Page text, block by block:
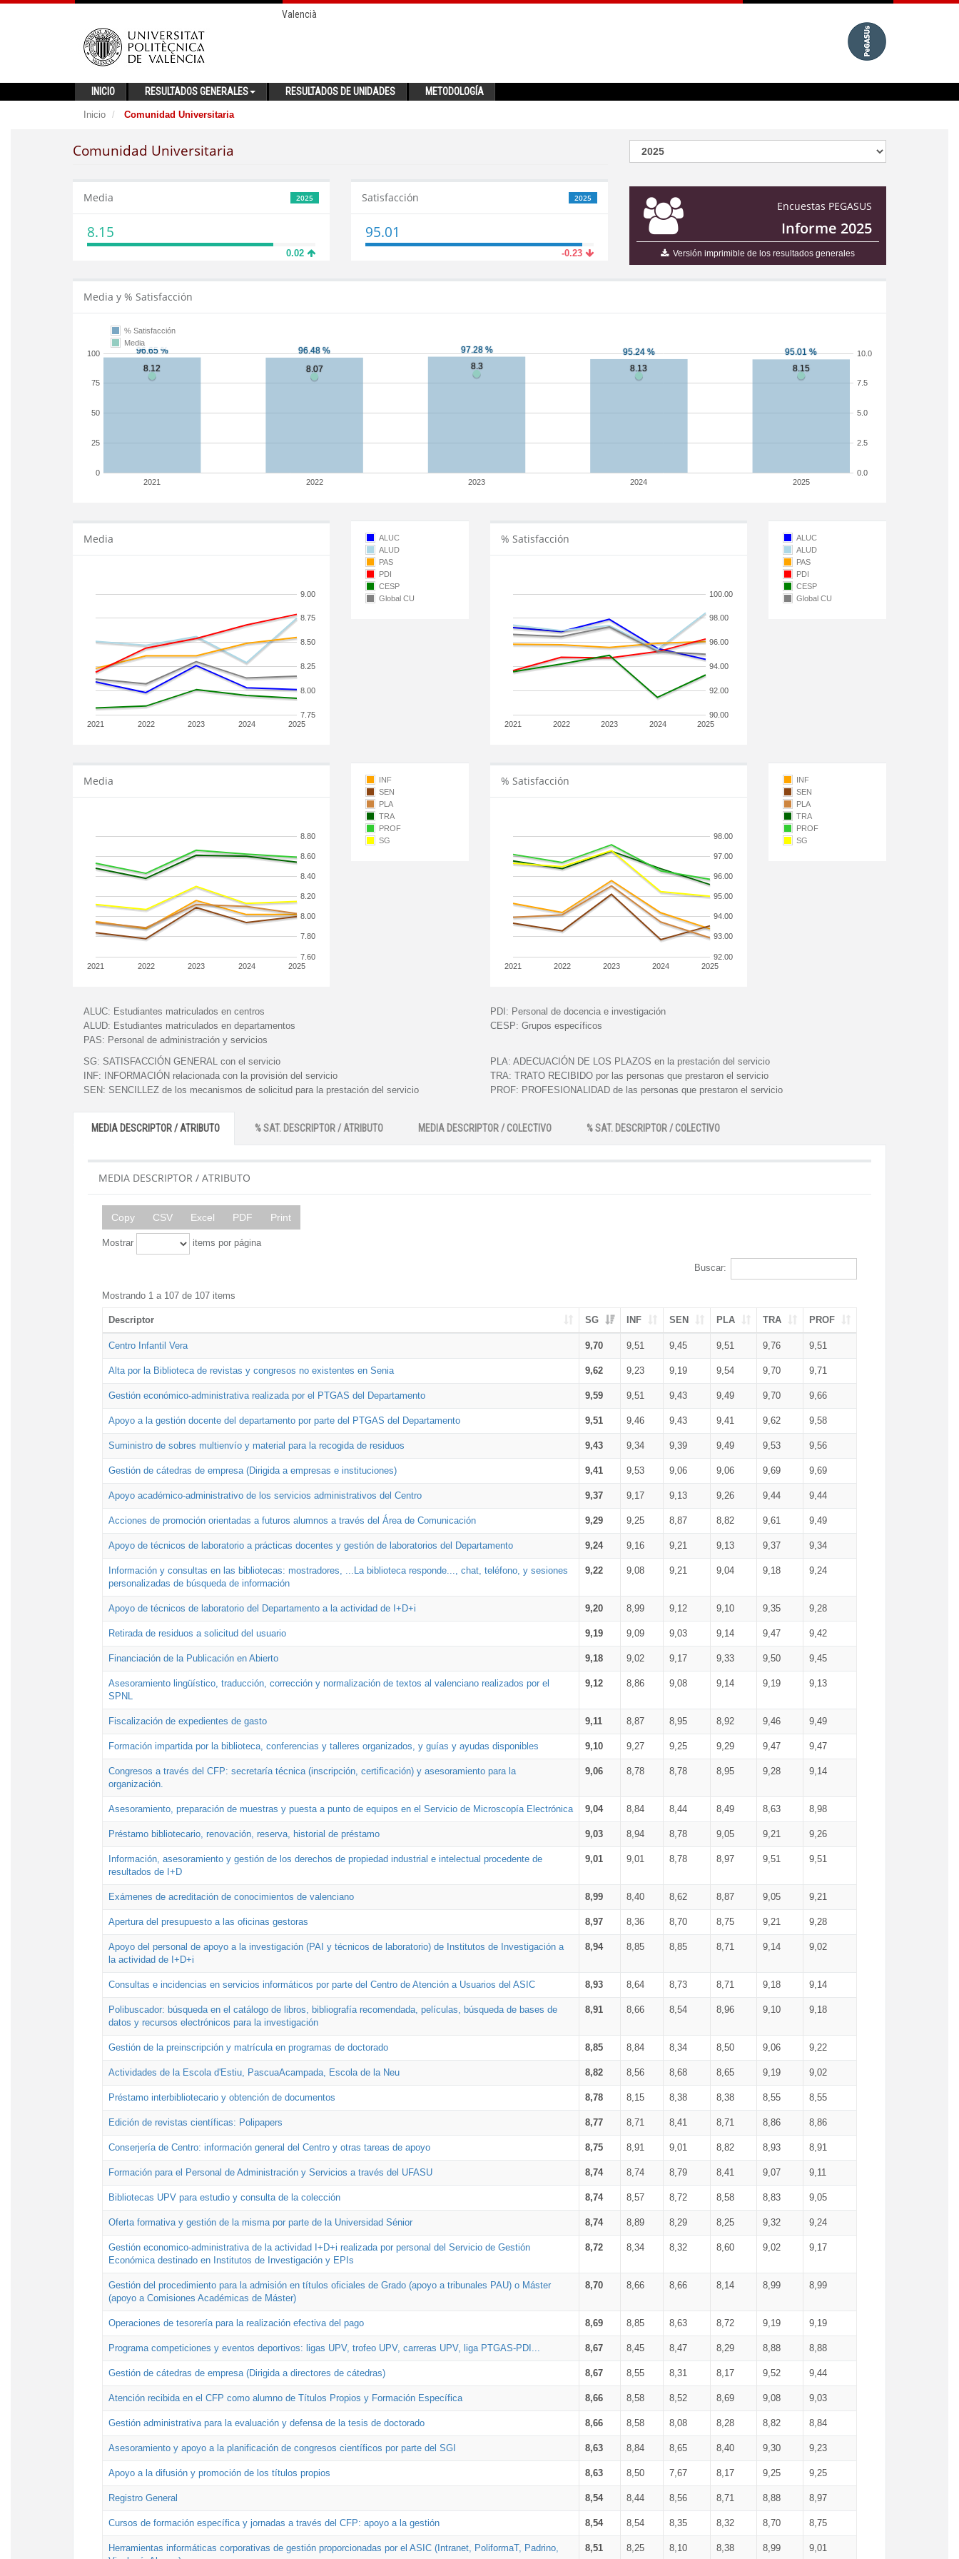
Valencià
INICIO RESULTADOS GENERALES RESULTADOS DE UNIDADES METODOLOGÍA
Inicio Comunidad Universitaria
Comunidad Universitaria
Encuestas PEGASUS
Informe 2025
Versión imprimible de los resultados generales
2025
Media
8.15
0.02
2025
Satisfacción
95.01
-0.23
Media y % Satisfacción
2021 2022 2023 2024 2025
0
25
50
75
100
0.0
2.5
5.0
7.5
10.0
% Satisfacción
Media
Media
2021 2022 2023 2024 2025
7.75
8.00
8.25
8.50
8.75
9.00
ALUC
ALUD
PAS
PDI
CESP
Global CU
% Satisfacción
2021 2022 2023 2024 2025
90.00
92.00
94.00
96.00
98.00
100.00
ALUC
ALUD
PAS
PDI
CESP
Global CU
Media
2021 2022 2023 2024 2025
7.60
7.80
8.00
8.20
8.40
8.60
8.80
INF
SEN
PLA
TRA
PROF
SG
% Satisfacción
2021 2022 2023 2024 2025
92.00
93.00
94.00
95.00
96.00
97.00
98.00
INF
SEN
PLA
TRA
PROF
SG
ALUC: Estudiantes matriculados en centros
ALUD: Estudiantes matriculados en departamentos
PAS: Personal de administración y servicios
PDI: Personal de docencia e investigación
CESP: Grupos específicos
SG: SATISFACCIÓN GENERAL con el servicio
INF:
INFORMACIÓN relacionada con la provisión del servicio
SEN: SENCILLEZ de los mecanismos de solicitud para la prestación del servicio
PLA: ADECUACIÓN DE LOS PLAZOS en la prestación del servicio
TRA: TRATO RECIBIDO por las personas que prestaron el servicio
PROF: PROFESIONALIDAD de las personas que prestaron el servicio
MEDIA DESCRIPTOR / ATRIBUTO % SAT. DESCRIPTOR / ATRIBUTO MEDIA DESCRIPTOR / COLECTIVO % SAT. DESCRIPTOR / COLECTIVO
MEDIA DESCRIPTOR / ATRIBUTO
Copy CSV Excel PDF Print
Mostrar items por página
Buscar:
Mostrando 1 a 107 de 107 items
Descriptor SG INF SEN PLA TRA PROF
Centro Infantil Vera 9,70 9,51 9,45 9,51 9,76 9,51
Alta por la Biblioteca de revistas y congresos no existentes en Senia 9,62 9,23 9,19 9,54 9,70 9,71
Gestión económico-administrativa realizada por el PTGAS del Departamento 9,59 9,51 9,43 9,49 9,70 9,66
Apoyo a la gestión docente del departamento por parte del PTGAS del Departamento 9,51 9,46 9,43 9,41 9,62 9,58
Suministro de sobres multienvío y material para la recogida de residuos 9,43 9,34 9,39 9,49 9,53 9,56
Gestión de cátedras de empresa (Dirigida a empresas e instituciones) 9,41 9,53 9,06 9,06 9,69 9,69
Apoyo académico-administrativo de los servicios administrativos del Centro 9,37 9,17 9,13 9,26 9,44 9,44
Acciones de promoción orientadas a futuros alumnos a través del Área de Comunicación 9,29 9,25 8,87 8,82 9,61 9,49
Apoyo de técnicos de laboratorio a prácticas docentes y gestión de laboratorios del Departamento 9,24 9,16 9,21 9,13 9,37 9,34
Información y consultas en las bibliotecas: mostradores, ...La biblioteca responde..., chat, teléfono, y sesiones
personalizadas de búsqueda de información
9,22 9,08 9,21 9,04 9,18 9,24
Apoyo de técnicos de laboratorio del Departamento a la actividad de I+D+i 9,20 8,99 9,12 9,10 9,35 9,28
Retirada de residuos a solicitud del usuario 9,19 9,09 9,03 9,14 9,47 9,42
Financiación de la Publicación en Abierto 9,18 9,02 9,17 9,33 9,50 9,45
Asesoramiento lingüístico, traducción, corrección y normalización de textos al valenciano realizados por el
SPNL
9,12 8,86 9,08 9,14 9,19 9,13
Fiscalización de expedientes de gasto 9,11 8,87 8,95 8,92 9,46 9,49
Formación impartida por la biblioteca, conferencias y talleres organizados, y guías y ayudas disponibles 9,10 9,27 9,25 9,29 9,47 9,47
Congresos a través del CFP: secretaría técnica (inscripción, certificación) y asesoramiento para la
organización.
9,06 8,78 8,78 8,95 9,28 9,14
Asesoramiento, preparación de muestras y puesta a punto de equipos en el Servicio de Microscopía Electrónica 9,04 8,84 8,44 8,49 8,63 8,98
Préstamo bibliotecario, renovación, reserva, historial de préstamo 9,03 8,94 8,78 9,05 9,21 9,26
Información, asesoramiento y gestión de los derechos de propiedad industrial e intelectual procedente de
resultados de I+D
9,01 9,01 8,78 8,97 9,51 9,51
Exámenes de acreditación de conocimientos de valenciano 8,99 8,40 8,62 8,87 9,05 9,21
Apertura del presupuesto a las oficinas gestoras 8,97 8,36 8,70 8,75 9,21 9,28
Apoyo del personal de apoyo a la investigación (PAI y técnicos de laboratorio) de Institutos de Investigación a
la actividad de I+D+i
8,94 8,85 8,85 8,71 9,14 9,02
Consultas e incidencias en servicios informáticos por parte del Centro de Atención a Usuarios del ASIC 8,93 8,64 8,73 8,71 9,18 9,14
Polibuscador: búsqueda en el catálogo de libros, bibliografía recomendada, películas, búsqueda de bases de
datos y recursos electrónicos para la investigación
8,91 8,66 8,54 8,96 9,10 9,18
Gestión de la preinscripción y matrícula en programas de doctorado 8,85 8,84 8,34 8,50 9,06 9,22
Actividades de la Escola d'Estiu, PascuaAcampada, Escola de la Neu 8,82 8,56 8,68 8,65 9,19 9,02
Préstamo interbibliotecario y obtención de documentos 8,78 8,15 8,38 8,38 8,55 8,55
Edición de revistas científicas: Polipapers 8,77 8,71 8,41 8,71 8,86 8,86
Conserjería de Centro: información general del Centro y otras tareas de apoyo 8,75 8,91 9,01 8,82 8,93 8,91
Formación para el Personal de Administración y Servicios a través del UFASU 8,74 8,74 8,79 8,41 9,07 9,11
Bibliotecas UPV para estudio y consulta de la colección 8,74 8,57 8,72 8,58 8,83 9,05
Oferta formativa y gestión de la misma por parte de la Universidad Sénior 8,74 8,89 8,29 8,25 9,32 9,24
Gestión economico-administrativa de la actividad I+D+i realizada por personal del Servicio de Gestión
Económica destinado en Institutos de Investigación y EPIs
8,72 8,34 8,32 8,60 9,02 9,17
Gestión del procedimiento para la admisión en títulos oficiales de Grado (apoyo a tribunales PAU) o Máster
(apoyo a Comisiones Académicas de Máster)
8,70 8,66 8,66 8,14 8,99 8,99
Operaciones de tesorería para la realización efectiva del pago 8,69 8,85 8,63 8,72 9,19 9,19
Programa competiciones y eventos deportivos: ligas UPV, trofeo UPV, carreras UPV, liga PTGAS-PDI... 8,67 8,45 8,47 8,29 8,88 8,88
Gestión de cátedras de empresa (Dirigida a directores de cátedras) 8,67 8,55 8,31 8,17 9,52 9,44
Atención recibida en el CFP como alumno de Títulos Propios y Formación Específica 8,66 8,58 8,52 8,69 9,08 9,03
Gestión administrativa para la evaluación y defensa de la tesis de doctorado 8,66 8,58 8,08 8,28 8,82 8,84
Asesoramiento y apoyo a la planificación de congresos científicos por parte del SGI 8,63 8,84 8,65 8,40 9,30 9,23
Apoyo a la difusión y promoción de los títulos propios 8,63 8,50 7,67 8,17 9,25 9,25
Registro General 8,54 8,44 8,56 8,71 8,88 8,97
Cursos de formación específica y jornadas a través del CFP: apoyo a la gestión 8,54 8,54 8,35 8,32 8,70 8,75
Herramientas informáticas corporativas de gestión proporcionadas por el ASIC (Intranet, PoliformaT, Padrino,
8,51 8,25 8,10 8,38 8,99 9,01